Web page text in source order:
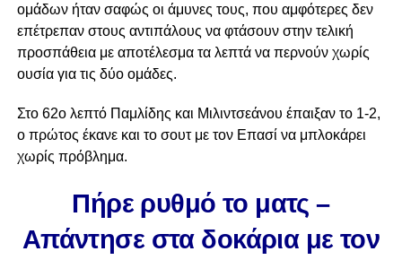
ομάδων ήταν σαφώς οι άμυνες τους, που αμφότερες δεν
επέτρεπαν στους αντιπάλους να φτάσουν στην τελική
προσπάθεια με αποτέλεσμα τα λεπτά να περνούν χωρίς
ουσία για τις δύο ομάδες.
Στο 62ο λεπτό Παμλίδης και Μιλιντσεάνου έπαιξαν το 1-2,
ο πρώτος έκανε και το σουτ με τον Επασί να μπλοκάρει
χωρίς πρόβλημα.
Πήρε ρυθμό το ματς –
Απάντησε στα δοκάρια με τον